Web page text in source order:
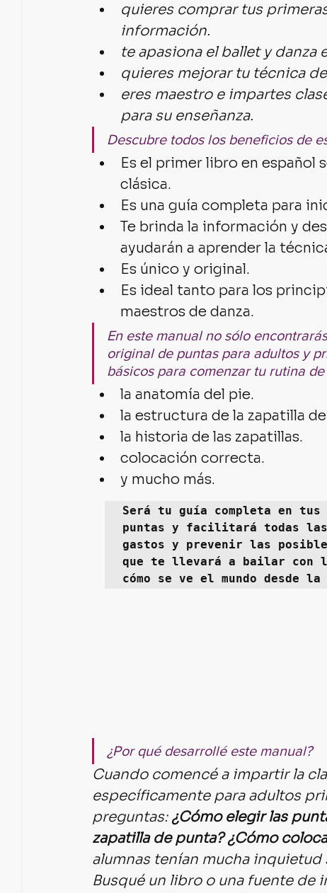
quieres comprar tus
información.
te apasiona el ballet y danza
quieres mejorar tu técnica
eres maestro e impartes
para su enseñanza.
Descubre todos los beneficios de
Es el primer libro en español
clásica.
Es una guía completa para
Te brinda la información y
ayudarán a aprender la
Es único y original.
Es ideal tanto para los
maestros de danza.
En este manual no sólo
original de puntas para adultos y
básicos para comenzar tu rutina
la anatomía del pie.
la estructura de la zapatilla
la historia de las zapatillas.
colocación correcta.
y mucho más.
Será tu guía completa en
puntas y facilitará todas
gastos y prevenir las
que te llevará a bailar con
cómo se ve el mundo desde
¿Por qué desarrollé este manual?
Cuando comencé a impartir la
específicamente para adultos
preguntas: ¿Cómo elegir las
zapatilla de punta? ¿Cómo
alumnas tenían mucha inquietud
Busqué un libro o una fuente de